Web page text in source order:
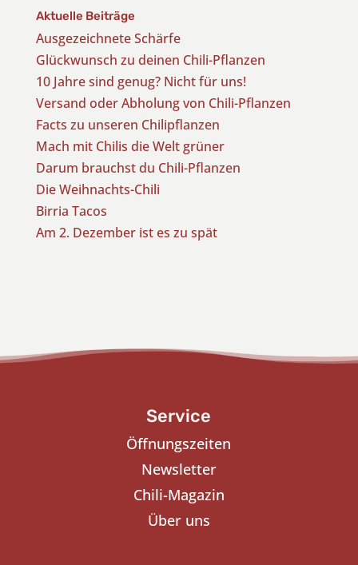
Aktuelle Beiträge
Ausgezeichnete Schärfe
Glückwunsch zu deinen Chili-Pflanzen
10 Jahre sind genug? Nicht für uns!
Versand oder Abholung von Chili-Pflanzen
Facts zu unseren Chilipflanzen
Mach mit Chilis die Welt grüner
Darum brauchst du Chili-Pflanzen
Die Weihnachts-Chili
Birria Tacos
Am 2. Dezember ist es zu spät
Service
Öffnungszeiten
Newsletter
Chili-Magazin
Über uns